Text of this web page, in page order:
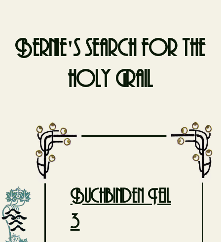
Bernie's search for the
holy grail
Buchbinden Teil
3